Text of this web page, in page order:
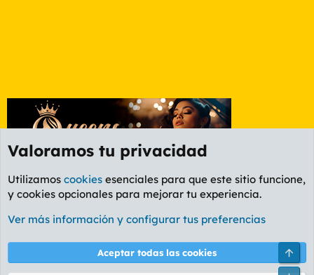
Foro Ocio y Cultura
Cookies
PL OLDSTYLE AMARILLO
Términos y reglas Política de privacidad Ayuda
Valoramos tu privacidad
Utilizamos cookies esenciales para que este sitio funcione,
y cookies opcionales para mejorar tu experiencia.
Ver más información y configurar tus preferencias
Aceptar todas las cookies